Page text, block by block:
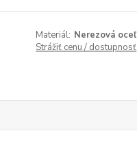
Materiál: Nerezová oceľ
Strážiť cenu / dostupnosť